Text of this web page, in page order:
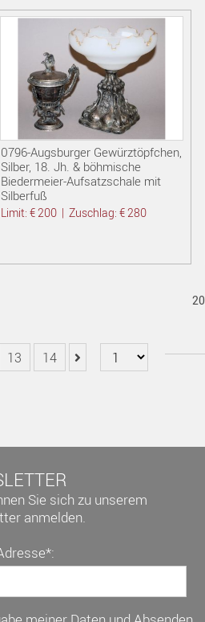
0796-Augsburger Gewürztöpfchen,
Silber, 18. Jh. & böhmische
Biedermeier-Aufsatzschale mit
Silberfuß
Limit: € 200 |Zuschlag: € 280
20
13 14
Sie sich zu unserem
anmelden.